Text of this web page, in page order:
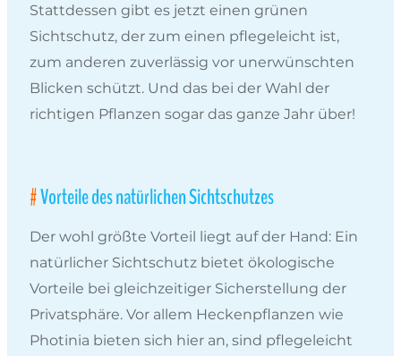
Stattdessen gibt es jetzt einen grünen
Sichtschutz, der zum einen pflegeleicht ist,
zum anderen zuverlässig vor unerwünschten
Blicken schützt. Und das bei der Wahl der
richtigen Pflanzen sogar das ganze Jahr über!
Vorteile des natürlichen Sichtschutzes
Der wohl größte Vorteil liegt auf der Hand: Ein
natürlicher Sichtschutz bietet ökologische
Vorteile bei gleichzeitiger Sicherstellung der
Privatsphäre. Vor allem Heckenpflanzen wie
Photinia bieten sich hier an, sind pflegeleicht